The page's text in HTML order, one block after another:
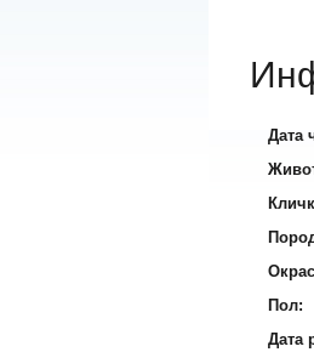
Дата
Пол:
Дата